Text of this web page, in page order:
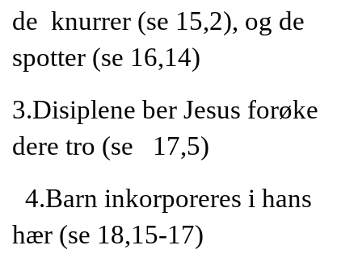
de knurrer (se 15,2), og de
spotter (se 16,14)
3.Disiplene ber Jesus forøke
dere tro (se 17,5)
4.Barn inkorporeres i hans
hær (se 18,15-17)